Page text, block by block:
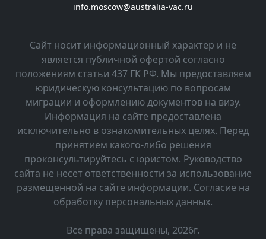
info.moscow@australia-vac.ru
Cайт носит информационный характер и не
является публичной офертой согласно
положениям статьи 437 ГК РФ. Мы предоставляем
юридическую консультацию по вопросам
миграции и оформлению документов на визу.
Информация на сайте предоставлена
исключительно в ознакомительных целях. Перед
принятием какого-либо решения
проконсультируйтесь с юристом. Руководство
сайта не несет ответственности за использование
размещенной на сайте информации. Согласие на
обработку персональных данных.
Все права защищены, 2026г.